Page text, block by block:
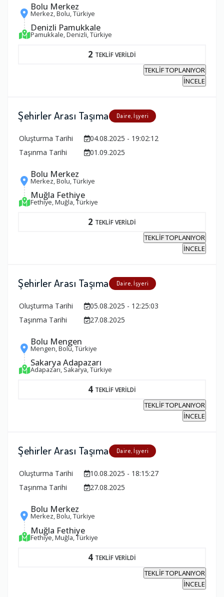
Bolu Merkez
Merkez, Bolu, Türkiye
Denizli Pamukkale
Pamukkale, Denizli, Türkiye
2 TEKLİF VERİLDİ
TEKLİF TOPLANIYOR
İNCELE
Şehirler Arası Taşıma Daire, İşyeri
Oluşturma Tarihi
04.08.2025 - 19:02:12
Taşınma Tarihi
01.09.2025
Bolu Merkez
Merkez, Bolu, Türkiye
Muğla Fethiye
Fethiye, Muğla, Türkiye
2 TEKLİF VERİLDİ
TEKLİF TOPLANIYOR
İNCELE
Şehirler Arası Taşıma Daire, İşyeri
Oluşturma Tarihi
05.08.2025 - 12:25:03
Taşınma Tarihi
27.08.2025
Bolu Mengen
Mengen, Bolu, Türkiye
Sakarya Adapazarı
Adapazarı, Sakarya, Türkiye
4 TEKLİF VERİLDİ
TEKLİF TOPLANIYOR
İNCELE
Şehirler Arası Taşıma Daire, İşyeri
Oluşturma Tarihi
10.08.2025 - 18:15:27
Taşınma Tarihi
27.08.2025
Bolu Merkez
Merkez, Bolu, Türkiye
Muğla Fethiye
Fethiye, Muğla, Türkiye
4 TEKLİF VERİLDİ
TEKLİF TOPLANIYOR
İNCELE